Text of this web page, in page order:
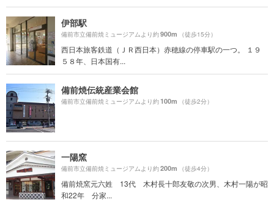
伊部駅
備前市立備前焼ミュージアムより約900m （徒歩15分）
西日本旅客鉄道（ＪＲ西日本）赤穂線の停車駅の一つ。 １９
５８年、日本国有...
備前焼伝統産業会館
備前市立備前焼ミュージアムより約100m （徒歩2分）
一陽窯
備前市立備前焼ミュージアムより約200m （徒歩4分）
備前焼窯元六姓 13代 木村長十郎友敬の次男、木村一陽が昭
和22年 分家...